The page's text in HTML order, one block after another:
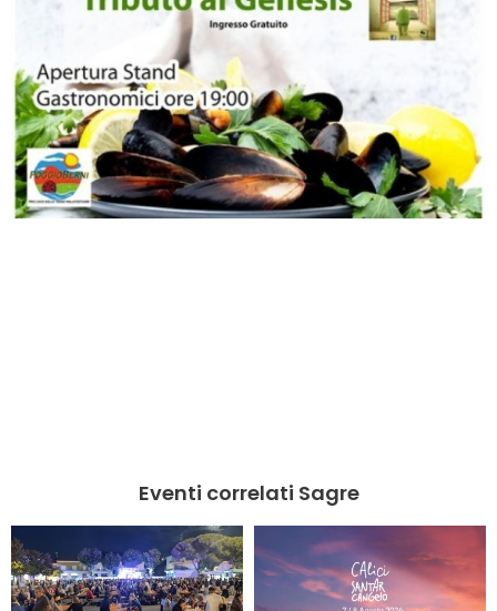
Eventi correlati Sagre